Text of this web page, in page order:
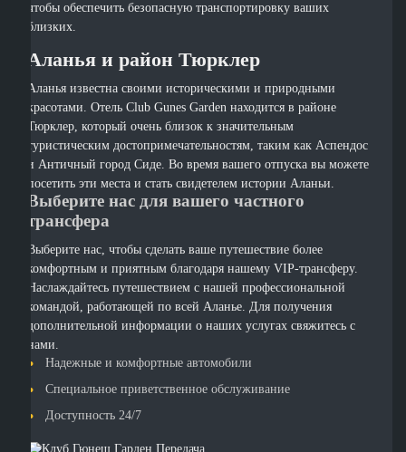
чтобы обеспечить безопасную транспортировку ваших
близких.
Аланья и район Тюрклер
Аланья известна своими историческими и природными
красотами. Отель Club Gunes Garden находится в районе
Тюрклер, который очень близок к значительным
туристическим достопримечательностям, таким как Аспендос
и Античный город Сиде. Во время вашего отпуска вы можете
посетить эти места и стать свидетелем истории Аланьи.
Выберите нас для вашего частного
трансфера
Выберите нас, чтобы сделать ваше путешествие более
комфортным и приятным благодаря нашему VIP-трансферу.
Наслаждайтесь путешествием с нашей профессиональной
командой, работающей по всей Аланье. Для получения
дополнительной информации о наших услугах свяжитесь с
нами.
Надежные и комфортные автомобили
Специальное приветственное обслуживание
Доступность 24/7